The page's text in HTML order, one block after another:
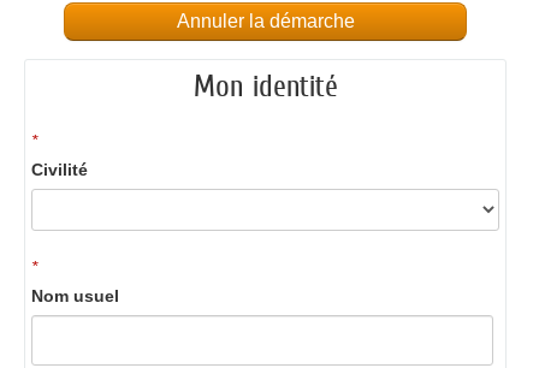
Annuler la démarche
Mon identité
*
Civilité
*
Nom usuel